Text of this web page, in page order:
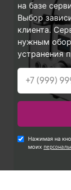
на базе
Выбор
клиента.
нужным
устранения
Нажимая на
моих